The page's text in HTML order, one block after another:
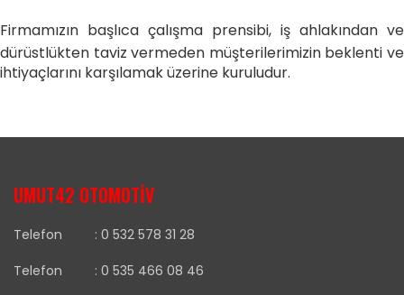
Firmamızın başlıca çalışma prensibi, iş ahlakından ve
dürüstlükten taviz vermeden müşterilerimizin beklenti ve
ihtiyaçlarını karşılamak üzerine kuruludur.
UMUT42 OTOMOTİV
Telefon : 0 532 578 31 28
Telefon : 0 535 466 08 46